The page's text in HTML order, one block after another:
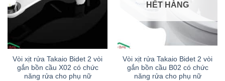
Vòi xịt rửa Takaio Bidet 2 vòi
gắn bồn cầu X02 có chức
năng rửa cho phụ nữ
HẾT HÀNG
Vòi xịt rửa Takaio Bidet 2 vòi
gắn bồn cầu B02 có chức
năng rửa cho phụ nữ